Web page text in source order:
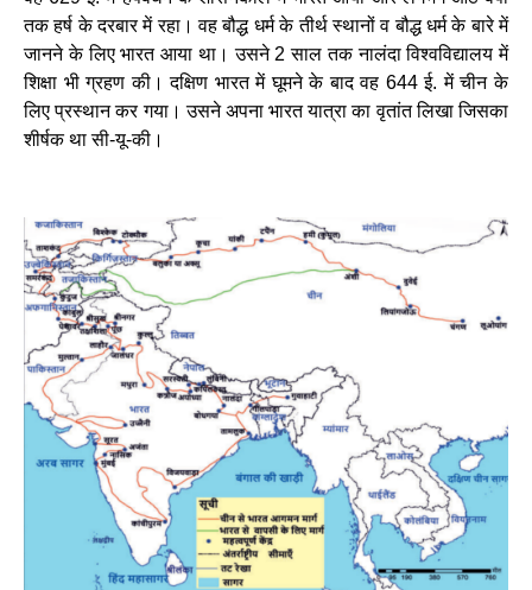
तक हर्ष के दरबार में रहा। वह बौद्ध धर्म के तीर्थ स्थानों व बौद्ध धर्म के बारे में
जानने के लिए भारत आया था। उसने 2 साल तक नालंदा विश्वविद्यालय में
शिक्षा भी ग्रहण की। दक्षिण भारत में घूमने के बाद वह 644 ई. में चीन के
लिए प्रस्थान कर गया। उसने अपना भारत यात्रा का वृतांत लिखा जिसका
शीर्षक था सी-यू-की।